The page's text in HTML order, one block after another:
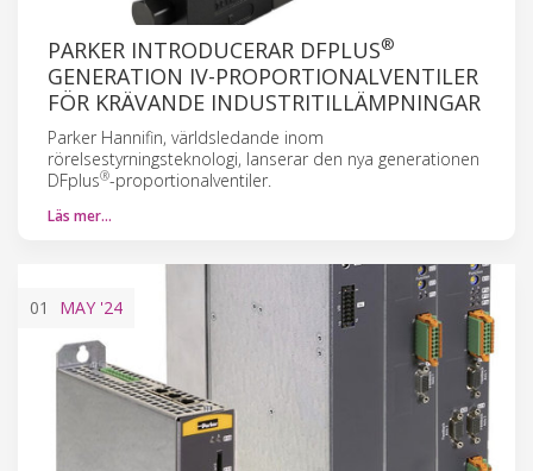
PARKER INTRODUCERAR DFPLUS®
GENERATION IV-PROPORTIONALVENTILER
FÖR KRÄVANDE INDUSTRITILLÄMPNINGAR
Parker Hannifin, världsledande inom
rörelsestyrningsteknologi, lanserar den nya generationen
DFplus®-proportionalventiler.
Läs mer…
01 MAY '24